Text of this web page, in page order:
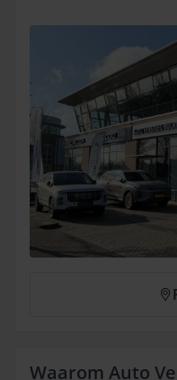
Waarom Auto